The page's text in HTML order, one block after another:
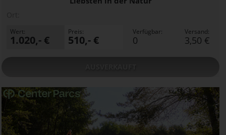
Wert:
1.020,- €
Preis:
510,- €
Verfügbar:
0
Versand:
3,50 €